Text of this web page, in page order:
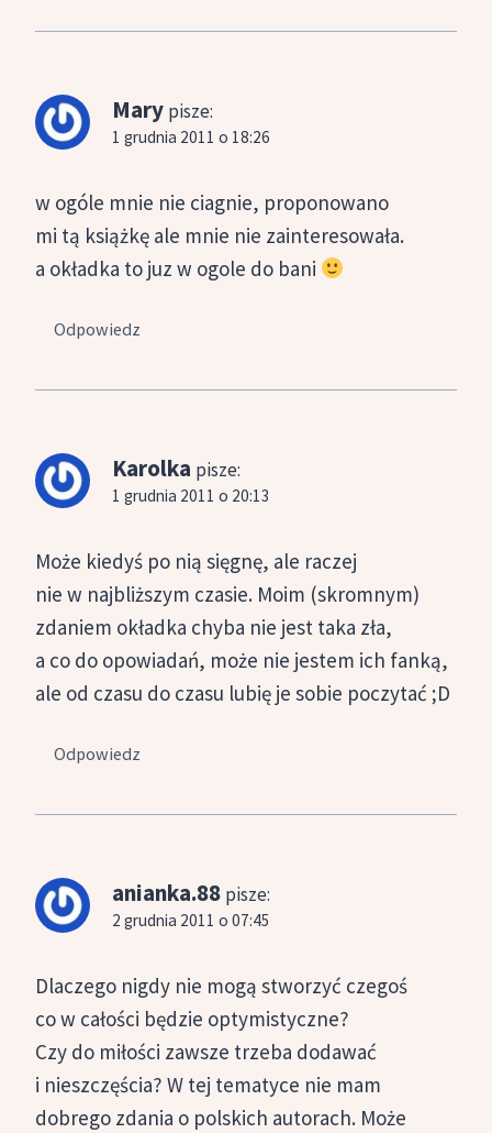
Mary pisze:
1 grudnia 2011 o 18:26
w ogóle mnie nie ciagnie, proponowano
mi tą książkę ale mnie nie zainteresowała.
a okładka to juz w ogole do bani
Odpowiedz
Karolka pisze:
1 grudnia 2011 o 20:13
Może kiedyś po nią sięgnę, ale raczej
nie w najbliższym czasie. Moim (skromnym)
zdaniem okładka chyba nie jest taka zła,
a co do opowiadań, może nie jestem ich fanką,
ale od czasu do czasu lubię je sobie poczytać ;D
Odpowiedz
anianka.88 pisze:
2 grudnia 2011 o 07:45
Dlaczego nigdy nie mogą stworzyć czegoś
co w całości będzie optymistyczne?
Czy do miłości zawsze trzeba dodawać
i nieszczęścia? W tej tematyce nie mam
dobrego zdania o polskich autorach. Może